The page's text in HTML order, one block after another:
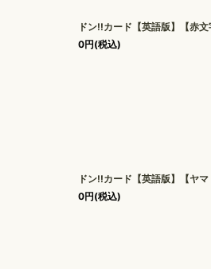
ドン!!カード【英語版】【赤文
0円(税込)
ドン!!カード【英語版】【ヤマ
0円(税込)